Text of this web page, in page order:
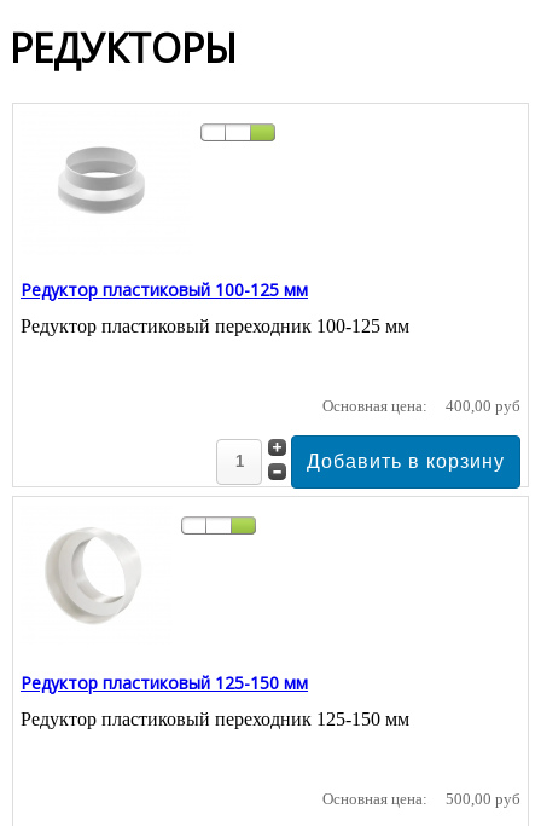
РЕДУКТОРЫ
Редуктор пластиковый 100-125 мм
Редуктор пластиковый переходник 100-125 мм
Основная цена: 400,00 руб
Редуктор пластиковый 125-150 мм
Редуктор пластиковый переходник 125-150 мм
Основная цена: 500,00 руб